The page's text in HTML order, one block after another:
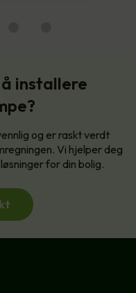
installere
og er raskt verdt
Vi hjelper deg
for din bolig.